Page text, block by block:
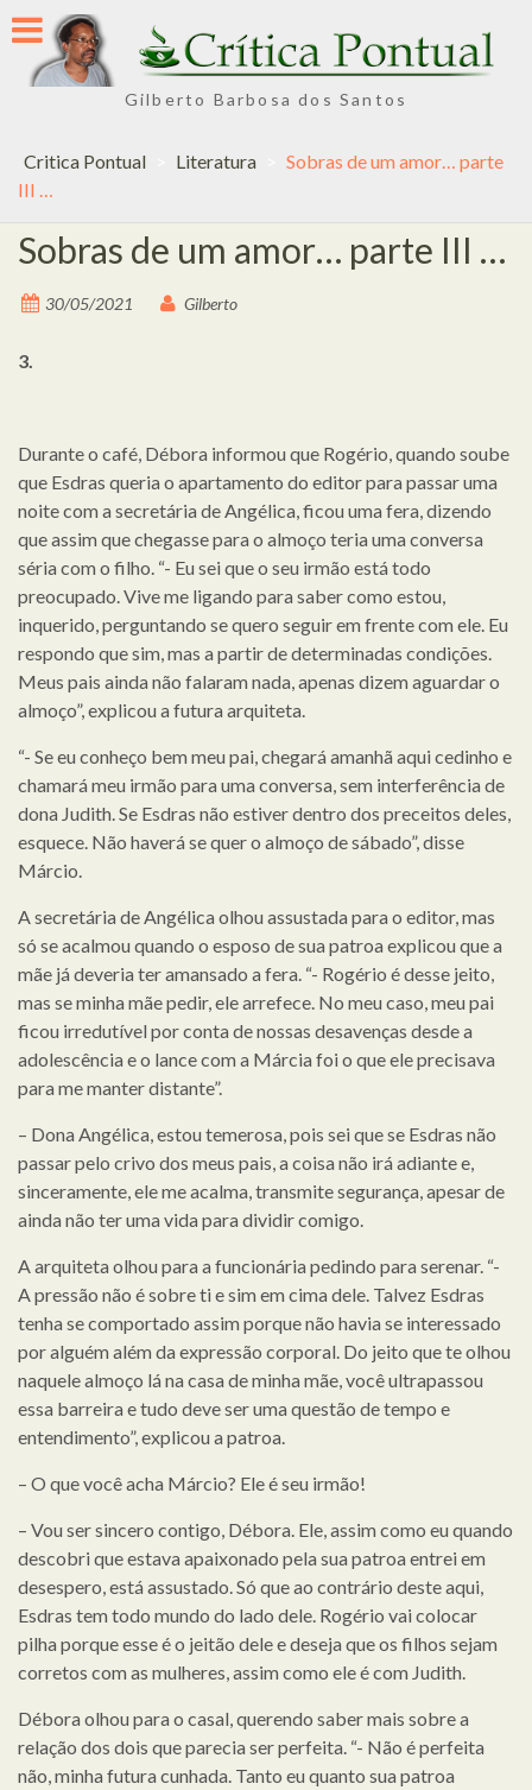
Skip
to
content
Gilberto Barbosa dos Santos
Critica Pontual Literatura
Sobras de um amor… parte
III …
Sobras de um amor… parte III …
30/05/2021 Gilberto
3.
Durante o café, Débora informou que Rogério, quando soube
que Esdras queria o apartamento do editor para passar uma
noite com a secretária de Angélica, ficou uma fera, dizendo
que assim que chegasse para o almoço teria uma conversa
séria com o filho. “- Eu sei que o seu irmão está todo
preocupado. Vive me ligando para saber como estou,
inquerido, perguntando se quero seguir em frente com ele. Eu
respondo que sim, mas a partir de determinadas condições.
Meus pais ainda não falaram nada, apenas dizem aguardar o
almoço”, explicou a futura arquiteta.
“- Se eu conheço bem meu pai, chegará amanhã aqui cedinho e
chamará meu irmão para uma conversa, sem interferência de
dona Judith. Se Esdras não estiver dentro dos preceitos deles,
esquece. Não haverá se quer o almoço de sábado”, disse
Márcio.
A secretária de Angélica olhou assustada para o editor, mas
só se acalmou quando o esposo de sua patroa explicou que a
mãe já deveria ter amansado a fera. “- Rogério é desse jeito,
mas se minha mãe pedir, ele arrefece. No meu caso, meu pai
ficou irredutível por conta de nossas desavenças desde a
adolescência e o lance com a Márcia foi o que ele precisava
para me manter distante”.
– Dona Angélica, estou temerosa, pois sei que se Esdras não
passar pelo crivo dos meus pais, a coisa não irá adiante e,
sinceramente, ele me acalma, transmite segurança, apesar de
ainda não ter uma vida para dividir comigo.
A arquiteta olhou para a funcionária pedindo para serenar. “-
A pressão não é sobre ti e sim em cima dele. Talvez Esdras
tenha se comportado assim porque não havia se interessado
por alguém além da expressão corporal. Do jeito que te olhou
naquele almoço lá na casa de minha mãe, você ultrapassou
essa barreira e tudo deve ser uma questão de tempo e
entendimento”, explicou a patroa.
– O que você acha Márcio? Ele é seu irmão!
– Vou ser sincero contigo, Débora. Ele, assim como eu quando
descobri que estava apaixonado pela sua patroa entrei em
desespero, está assustado. Só que ao contrário deste aqui,
Esdras tem todo mundo do lado dele. Rogério vai colocar
pilha porque esse é o jeitão dele e deseja que os filhos sejam
corretos com as mulheres, assim como ele é com Judith.
Débora olhou para o casal, querendo saber mais sobre a
relação dos dois que parecia ser perfeita. “- Não é perfeita
não, minha futura cunhada. Tanto eu quanto sua patroa